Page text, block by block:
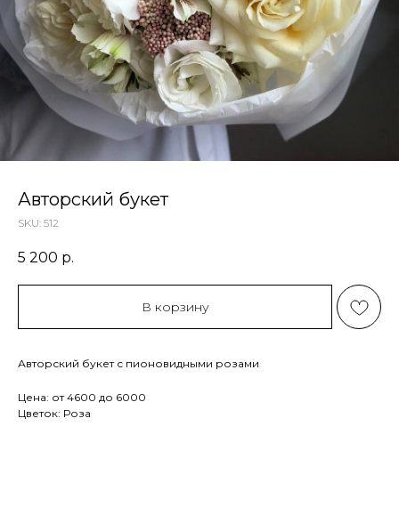
Авторский букет
SKU: 512
5 200 р.
В корзину
Авторский букет с пионовидными розами
Цена: от 4600 до 6000
Цветок: Роза